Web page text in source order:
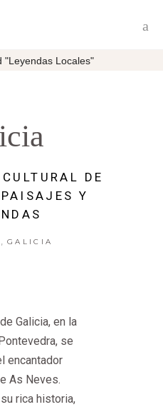
"Leyendas Locales"
DE
Y
, GALICIA
Galicia, en la
se
encantador
As Neves.
rica historia,